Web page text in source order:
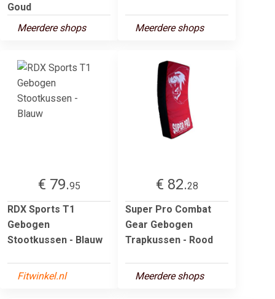
Goud
Meerdere shops
Meerdere shops
€ 79.95
RDX Sports T1
Gebogen
Stootkussen - Blauw
Fitwinkel.nl
€ 82.28
Super Pro Combat
Gear Gebogen
Trapkussen - Rood
Meerdere shops